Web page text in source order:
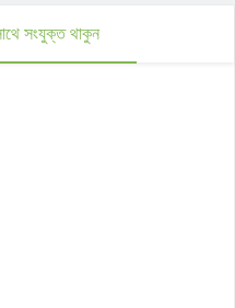
সংযুক্ত থাকুন